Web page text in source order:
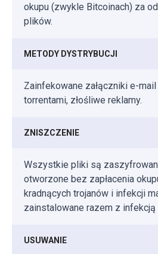
okupu (zwykle Bitcoinach) za
plików.
METODY DYSTRYBUCJI
Zainfekowane załączniki e-
torrentami, złośliwe reklamy.
ZNISZCZENIE
Wszystkie pliki są
otworzone bez zapłacenia
kradnących trojanów i infekcji
zainstalowane razem z infekcją
USUWANIE